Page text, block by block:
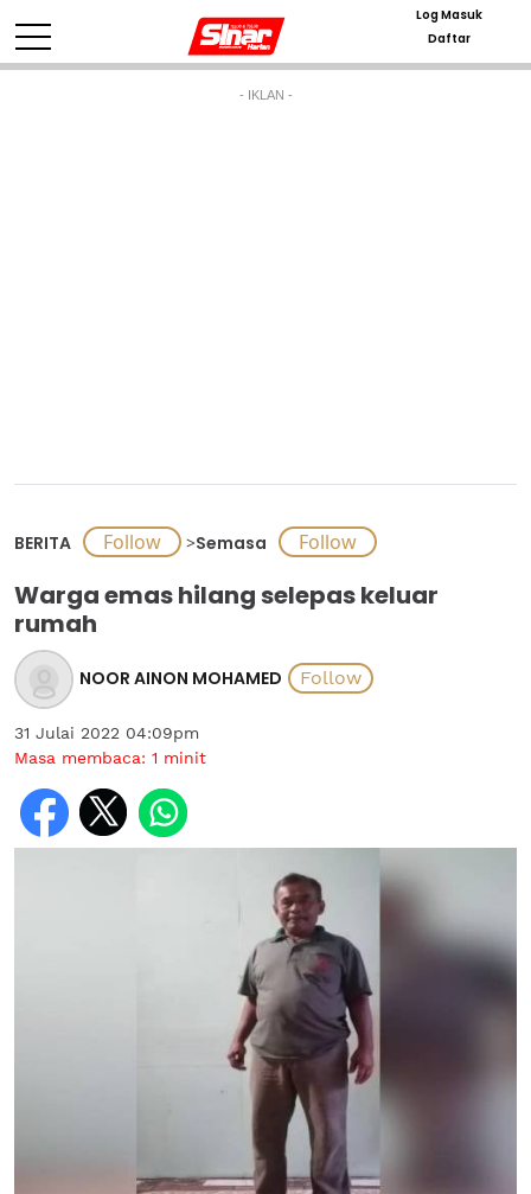
Log Masuk
Daftar
- IKLAN -
BERITA >Semasa
Warga emas hilang selepas keluar
rumah
NOOR AINON MOHAMED
31 Julai 2022 04:09pm
Masa membaca: 1 minit